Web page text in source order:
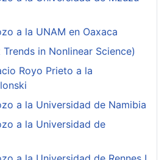
a la UNAM en Oaxaca
Trends in Nonlinear Science)
Royo Prieto a la
a la Universidad de Namibia
a la Universidad de